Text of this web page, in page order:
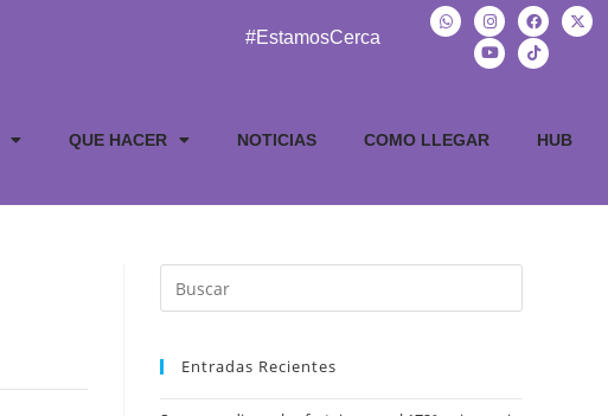
#EstamosCerca
QUE HACER NOTICIAS COMO LLEGAR HUB
Entradas Recientes